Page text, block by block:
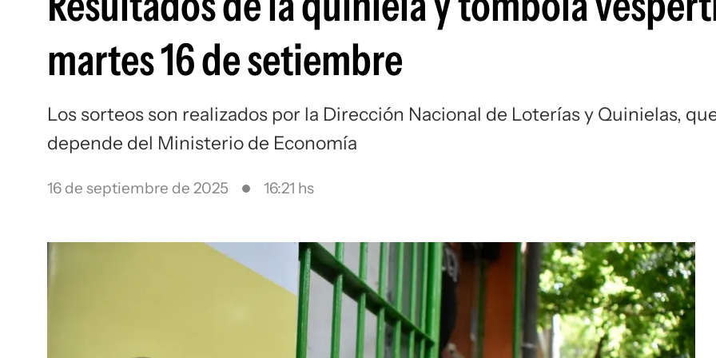
martes 16 de setiembre
Los sorteos son realizados por la Dirección Nacional de Loterías y Quinielas,
depende del Ministerio de Economía
16 de septiembre de 2025 16:21 hs